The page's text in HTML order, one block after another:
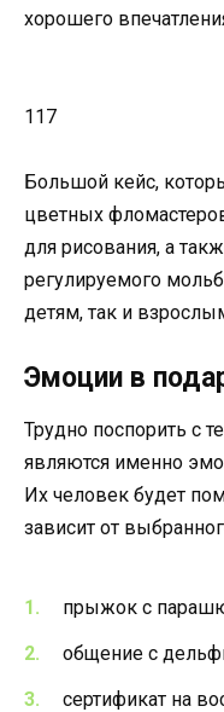
хорошего
117
Большой кейс,
цветных
для рисования, а
регулируемого
детям, так и
Эмоции в
Трудно поспорить с
являются именно
Их человек будет
зависит от
прыжок с
общение с
сертификат на